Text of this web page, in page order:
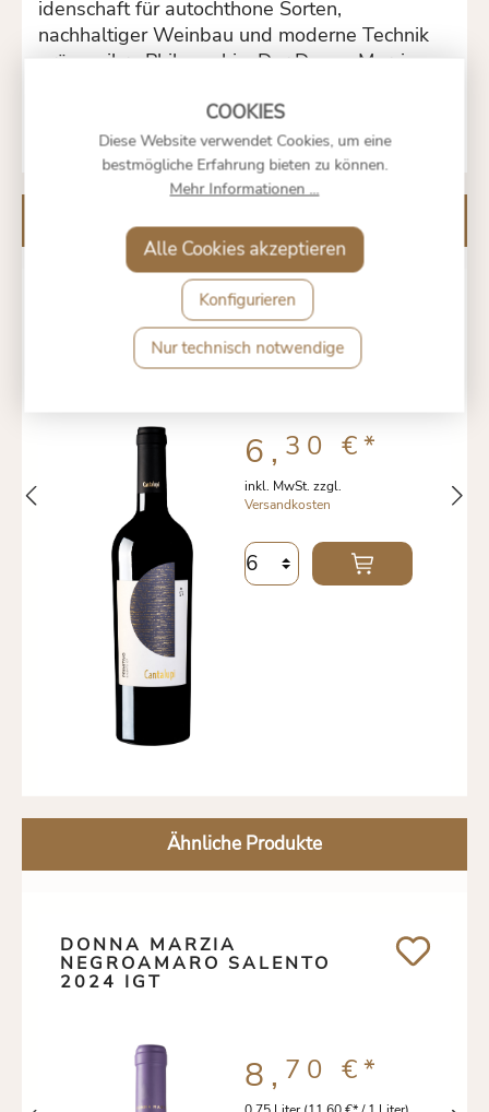
idenschaft für autochthone Sorten,
nachhaltiger Weinbau und moderne Technik
prägen ihre Philosophie. Der Donna Marzia
Qualität und regionale Identität.
Kunden kauften auch
CANTALUPI PRIMITIVO
SALENTO 2021 IGP
inkl. MwSt. zzgl.
Versandkosten
6, 30 €*
Ähnliche Produkte
DONNA MARZIA
NEGROAMARO SALENTO
2024 IGT
8, 70 €*
Diese Website verwendet Cookies, um eine
bestmögliche Erfahrung bieten zu können.
Mehr Informationen ...
Nur technisch notwendige
Konfigurieren
Alle Cookies akzeptieren